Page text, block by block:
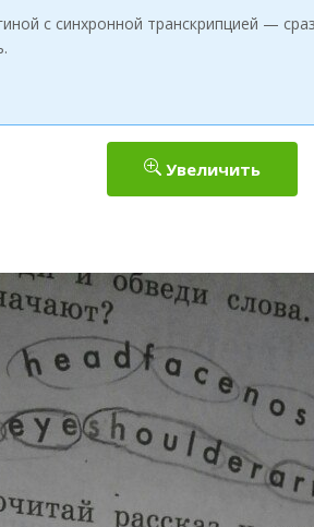
с синхронной транскрипцией —
Увеличить